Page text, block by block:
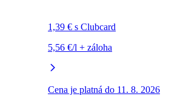
1,39 € s Clubcard
5,56 €/l + záloha
Cena je platná do 11. 8. 2026